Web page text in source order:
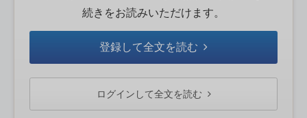
続きをお読みいただけます。
登録して全文を読む
ログインして全文を読む